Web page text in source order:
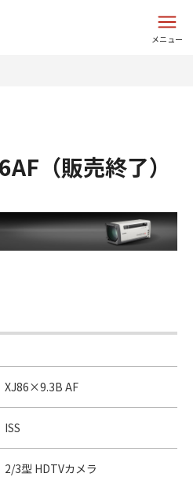
メニュー
（販売終了）
XJ86×9.3B AF
ISS
2/3型 HDTVカメラ